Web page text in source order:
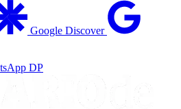
Google Discover
DP